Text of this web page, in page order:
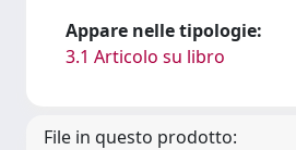
Appare nelle tipologie:
3.1 Articolo su libro
File in questo prodotto: